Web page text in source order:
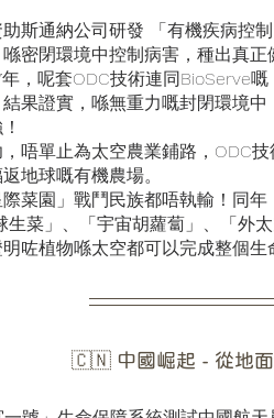
斯通納公司研發 「有機疾病控
密閉環境中控制病害，種出真正
年，呢套ODC技術連同BioServe
果證實，喺無重力嘅封閉環境
唔單止為太空農業鋪路，ODC
地球嘅有機農場。
菜園」戰鬥民族都唔執輸！同
生菜」、「宇宙胡蘿蔔」、「外
咗植物喺太空都可以完成整個
🇨🇳 中國崛起 - 從地面